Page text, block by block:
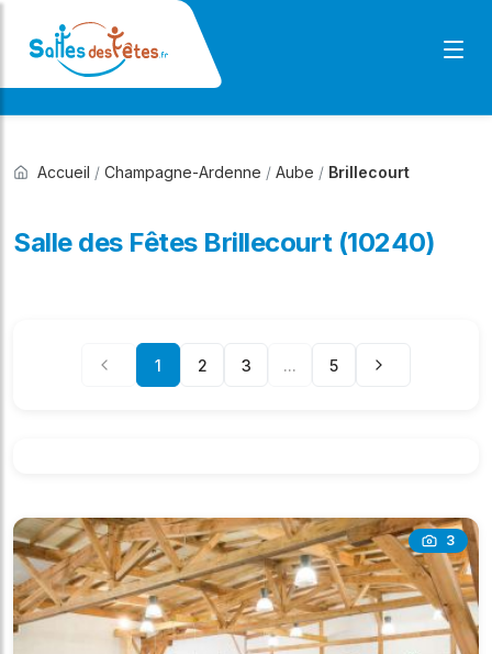
Accueil / Champagne-Ardenne / Aube / Brillecourt
Salle des Fêtes Brillecourt (10240)
1 2 3 ... 5
3